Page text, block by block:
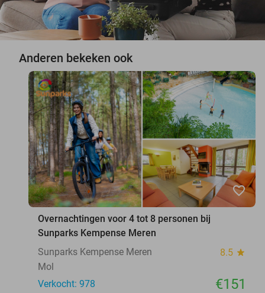
Anderen bekeken ook
favorite_border
Overnachtingen voor 4 tot 8 personen bij
Sunparks Kempense Meren
Sunparks Kempense Meren
8.5 star
Mol
Verkocht: 978
€151